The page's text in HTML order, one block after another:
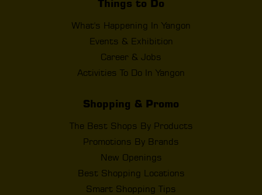
Things to Do
What's Happening In Yangon
Events & Exhibition
Career & Jobs
Activities To Do In Yangon
Shopping & Promo
The Best Shops By Products
Promotions By Brands
New Openings
Best Shopping Locations
Smart Shopping Tips